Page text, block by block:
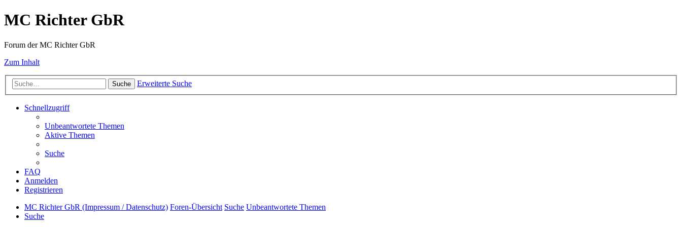
MC Richter GbR
Forum der MC Richter GbR
Zum Inhalt
Suche Erweiterte Suche
Schnellzugriff
Unbeantwortete Themen
Aktive Themen
Suche
FAQ
Anmelden
Registrieren
MC Richter GbR (Impressum / Datenschutz) Foren-Übersicht Suche Unbeantwortete Themen
Suche